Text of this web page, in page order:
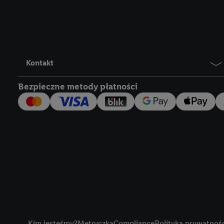
Kontakt
Bezpieczne metody płatności
Lidl Plus, możemy
wymienionych
następnie
użytkownika w
my i jeden z innych
Użytkownik upoważnia
usługach Lidl. Utiq
tak, Utiq udostępni
numeru
wykorzystany do
szczególności
obsługiwanych przez
korzystanie z
lub